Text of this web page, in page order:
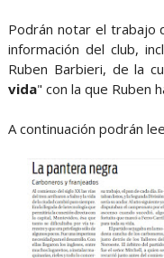
Podrán notar el trabajo
información del club,
Ruben Barbieri, de la
vida" con la que Ruben
A continuación podrán